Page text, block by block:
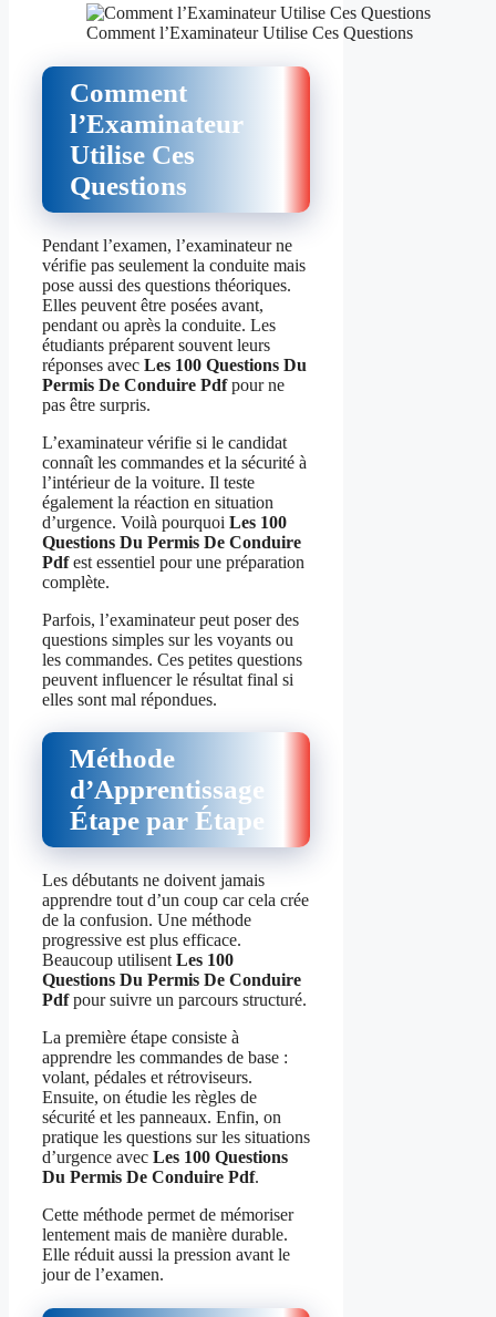
Comment l’Examinateur Utilise Ces Questions
Comment
l’Examinateur
Utilise Ces
Questions
Pendant l’examen, l’examinateur ne
vérifie pas seulement la conduite mais
pose aussi des questions théoriques.
Elles peuvent être posées avant,
pendant ou après la conduite. Les
étudiants préparent souvent leurs
réponses avec Les 100 Questions Du
Permis De Conduire Pdfpour ne
pas être surpris.
L’examinateur vérifie si le candidat
connaît les commandes et la sécurité à
l’intérieur de la voiture. Il teste
également la réaction en situation
d’urgence. Voilà pourquoi Les 100
Questions Du Permis De Conduire
Pdfest essentiel pour une préparation
complète.
Parfois, l’examinateur peut poser des
questions simples sur les voyants ou
les commandes. Ces petites questions
peuvent influencer le résultat final si
elles sont mal répondues.
Méthode
d’Apprentissage
Étape par Étape
Les débutants ne doivent jamais
apprendre tout d’un coup car cela crée
de la confusion. Une méthode
progressive est plus efficace.
Beaucoup utilisent Les 100
Questions Du Permis De Conduire
Pdfpour suivre un parcours structuré.
La première étape consiste à
apprendre les commandes de base :
volant, pédales et rétroviseurs.
Ensuite, on étudie les règles de
sécurité et les panneaux. Enfin, on
pratique les questions sur les situations
d’urgence avec Les 100 Questions
Du Permis De Conduire Pdf.
Cette méthode permet de mémoriser
lentement mais de manière durable.
Elle réduit aussi la pression avant le
jour de l’examen.